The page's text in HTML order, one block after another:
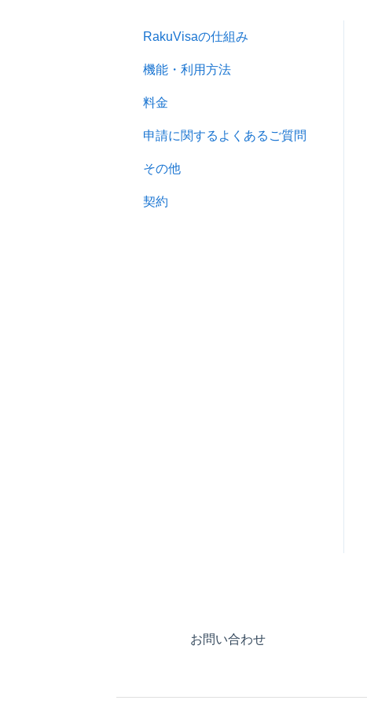
RakuVisaの仕組み
機能・利用方法
料金
申請に関するよくあるご質問
その他
契約
お問い合わせ